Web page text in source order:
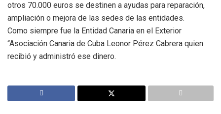
otros 70.000 euros se destinen a ayudas para reparación,
ampliación o mejora de las sedes de las entidades.
Como siempre fue la Entidad Canaria en el Exterior
“Asociación Canaria de Cuba Leonor Pérez Cabrera quien
recibió y administró ese dinero.